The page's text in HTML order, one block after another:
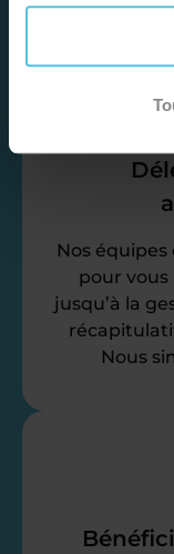
Nos
pour vous
jusqu’à la
Nous